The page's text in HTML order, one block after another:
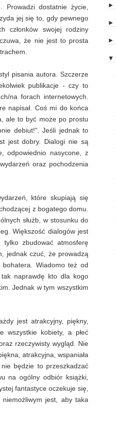
Prowadzi dostatnie życie,
jej się to, gdy pewnego
członków swojej rodziny
że nie jest to prosta
pisania autora. Szczerze
publikacje - czy to
na forach internetowych.
napisał. Coś mi do końca
ale to być może po prostu
debiut!". Jeśli jednak to
jest dobry. Dialogi nie są
odpowiednio nasycone, z
oraz pochodzenia
które skupiają się
z bogatego domu.
służb, w stosunku do
Większość dialogów jest
zbudować atmosferę
jednak czuć, że prowadzą
Wiadomo też od
naprawdę kto dla kogo
Jednak w tym wszystkim
jest atrakcyjny, piękny,
wszystkie kobiety, a płeć
rzeczywisty wygląd. Nie
atrakcyjna, wspaniała
będzie to przeszkadzać
na ogólny odbiór książki,
fantastyce oczekuje się,
jest, aby taka
►
►
►
▼